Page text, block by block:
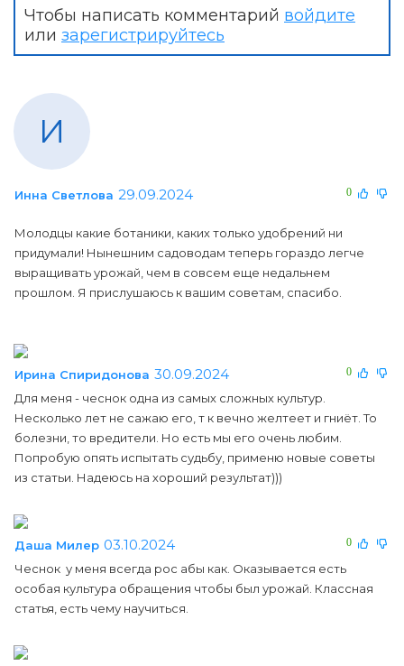
Чтобы написать комментарий войдите
или зарегистрируйтесь
И
0
Инна Светлова 29.09.2024
Молодцы какие ботаники, каких только удобрений ни
придумали! Нынешним садоводам теперь гораздо легче
выращивать урожай, чем в совсем еще недальнем
прошлом. Я прислушаюсь к вашим советам, спасибо.
0
Ирина Спиридонова 30.09.2024
Для меня - чеснок одна из самых сложных культур.
Несколько лет не сажаю его, т к вечно желтеет и гниёт. То
болезни, то вредители. Но есть мы его очень любим.
Попробую опять испытать судьбу, применю новые советы
из статьи. Надеюсь на хороший результат)))
0
Даша Милер 03.10.2024
Чеснок у меня всегда рос абы как. Оказывается есть
особая культура обращения чтобы был урожай. Классная
статья, есть чему научиться.